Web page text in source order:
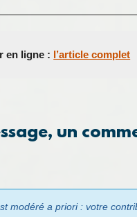
en ligne : l’article complet
un
modéré a priori : votre